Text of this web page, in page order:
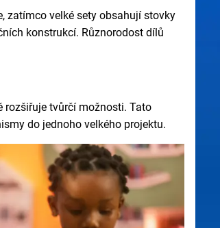
zatímco velké sety obsahují stovky
konstrukcí. Různorodost dílů
rozšiřuje tvůrčí možnosti. Tato
do jednoho velkého projektu.